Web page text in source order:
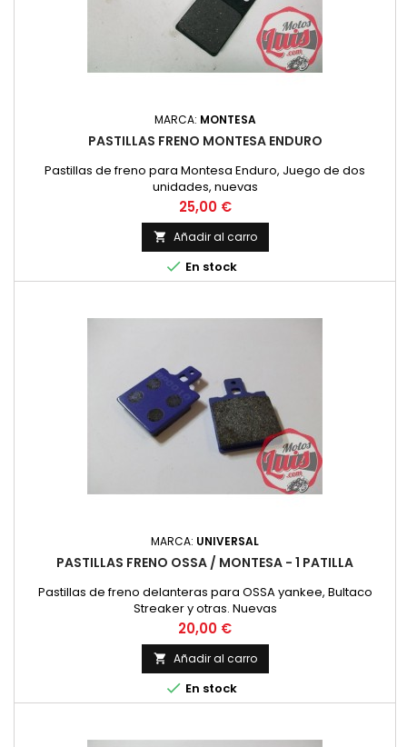
MARCA: MONTESA
PASTILLAS FRENO MONTESA ENDURO
Pastillas de freno para Montesa Enduro, Juego de dos
unidades, nuevas
Precio
25,00 €
 Añadir al carro
 En stock
MARCA: UNIVERSAL
PASTILLAS FRENO OSSA / MONTESA - 1 PATILLA
Pastillas de freno delanteras para OSSA yankee, Bultaco
Streaker y otras. Nuevas
Precio
20,00 €
 Añadir al carro
 En stock